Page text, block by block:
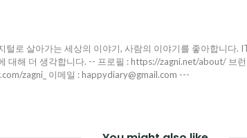
털로 살아가는 세상의 이야기, 사람의 이야기를 좋아합니다.
대해 더 생각합니다. -- 프로필 : https://zagni.net/about/ 브
zagni_ 이메일 : happydiary@gmail.com ---